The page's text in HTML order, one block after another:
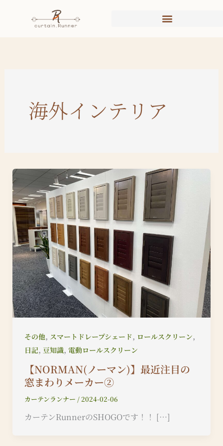
海外インテリア
その他, スマートドレープシェード, ロールスクリーン,
日記, 豆知識, 電動ロールスクリーン
【NORMAN(ノーマン)】最近注目の
窓まわりメーカー②
カーテンランナー / 2024-02-06
カーテンRunnerのSHOGOです！！ […]